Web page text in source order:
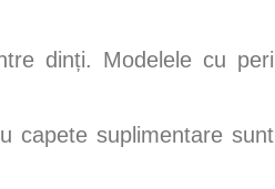
dinți. Modelele cu peri
capete suplimentare sunt